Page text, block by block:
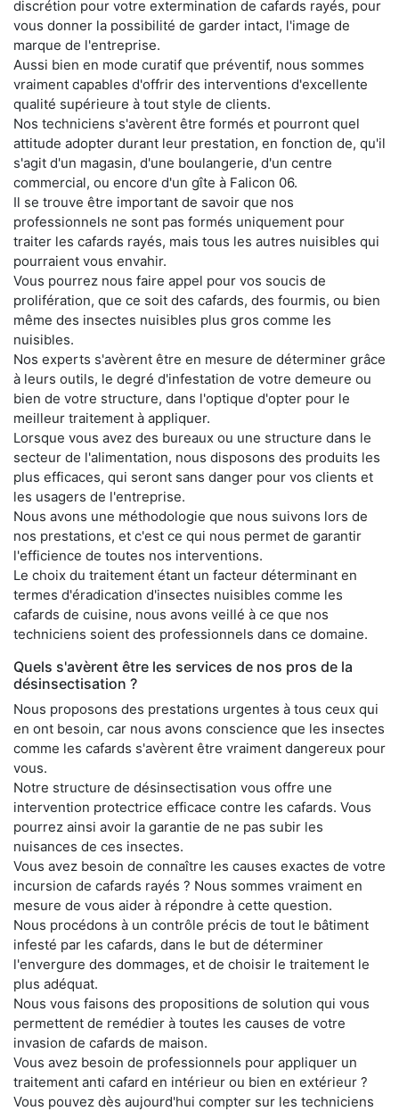
discrétion pour votre extermination de cafards rayés, pour
vous donner la possibilité de garder intact, l'image de
marque de l'entreprise.
Aussi bien en mode curatif que préventif, nous sommes
vraiment capables d'offrir des interventions d'excellente
qualité supérieure à tout style de clients.
Nos techniciens s'avèrent être formés et pourront quel
attitude adopter durant leur prestation, en fonction de, qu'il
s'agit d'un magasin, d'une boulangerie, d'un centre
commercial, ou encore d'un gîte à Falicon 06.
Il se trouve être important de savoir que nos
professionnels ne sont pas formés uniquement pour
traiter les cafards rayés, mais tous les autres nuisibles qui
pourraient vous envahir.
Vous pourrez nous faire appel pour vos soucis de
prolifération, que ce soit des cafards, des fourmis, ou bien
même des insectes nuisibles plus gros comme les
nuisibles.
Nos experts s'avèrent être en mesure de déterminer grâce
à leurs outils, le degré d'infestation de votre demeure ou
bien de votre structure, dans l'optique d'opter pour le
meilleur traitement à appliquer.
Lorsque vous avez des bureaux ou une structure dans le
secteur de l'alimentation, nous disposons des produits les
plus efficaces, qui seront sans danger pour vos clients et
les usagers de l'entreprise.
Nous avons une méthodologie que nous suivons lors de
nos prestations, et c'est ce qui nous permet de garantir
l'efficience de toutes nos interventions.
Le choix du traitement étant un facteur déterminant en
termes d'éradication d'insectes nuisibles comme les
cafards de cuisine, nous avons veillé à ce que nos
techniciens soient des professionnels dans ce domaine.
Quels s'avèrent être les services de nos pros de la
désinsectisation ?
Nous proposons des prestations urgentes à tous ceux qui
en ont besoin, car nous avons conscience que les insectes
comme les cafards s'avèrent être vraiment dangereux pour
vous.
Notre structure de désinsectisation vous offre une
intervention protectrice efficace contre les cafards. Vous
pourrez ainsi avoir la garantie de ne pas subir les
nuisances de ces insectes.
Vous avez besoin de connaître les causes exactes de votre
incursion de cafards rayés ? Nous sommes vraiment en
mesure de vous aider à répondre à cette question.
Nous procédons à un contrôle précis de tout le bâtiment
infesté par les cafards, dans le but de déterminer
l'envergure des dommages, et de choisir le traitement le
plus adéquat.
Nous vous faisons des propositions de solution qui vous
permettent de remédier à toutes les causes de votre
invasion de cafards de maison.
Vous avez besoin de professionnels pour appliquer un
traitement anti cafard en intérieur ou bien en extérieur ?
Vous pouvez dès aujourd'hui compter sur les techniciens